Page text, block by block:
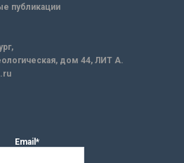
публикации
дом 44, ЛИТ А.
Email*